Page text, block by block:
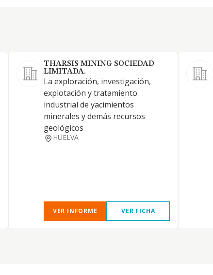
THARSIS MINING SOCIEDAD
LIMITADA.
La exploración, investigación,
explotación y tratamiento
industrial de yacimientos
minerales y demás recursos
geológicos
HUELVA
VER INFORME VER FICHA